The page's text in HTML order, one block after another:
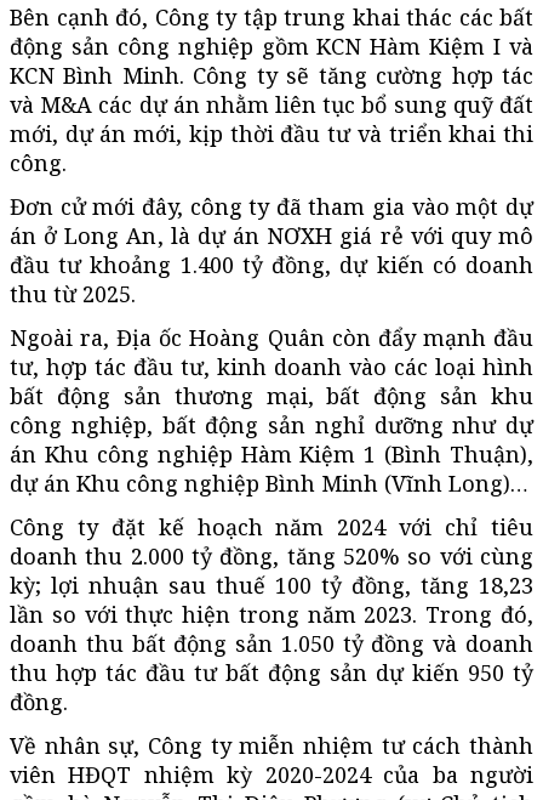
Bên cạnh đó, Công ty tập trung khai thác các bất
động sản công nghiệp gồm KCN Hàm Kiệm I và
KCN Bình Minh. Công ty sẽ tăng cường hợp tác
và M&A các dự án nhằm liên tục bổ sung quỹ đất
mới, dự án mới, kịp thời đầu tư và triển khai thi
công.
Đơn cử mới đây, công ty đã tham gia vào một dự
án ở Long An, là dự án NƠXH giá rẻ với quy mô
đầu tư khoảng 1.400 tỷ đồng, dự kiến có doanh
thu từ 2025.
Ngoài ra, Địa ốc Hoàng Quân còn đẩy mạnh đầu
tư, hợp tác đầu tư, kinh doanh vào các loại hình
bất động sản thương mại, bất động sản khu
công nghiệp, bất động sản nghỉ dưỡng như dự
án Khu công nghiệp Hàm Kiệm 1 (Bình Thuận),
dự án Khu công nghiệp Bình Minh (Vĩnh Long)…
Công ty đặt kế hoạch năm 2024 với chỉ tiêu
doanh thu 2.000 tỷ đồng, tăng 520% so với cùng
kỳ; lợi nhuận sau thuế 100 tỷ đồng, tăng 18,23
lần so với thực hiện trong năm 2023. Trong đó,
doanh thu bất động sản 1.050 tỷ đồng và doanh
thu hợp tác đầu tư bất động sản dự kiến 950 tỷ
đồng.
Về nhân sự, Công ty miễn nhiệm tư cách thành
viên HĐQT nhiệm kỳ 2020-2024 của ba người